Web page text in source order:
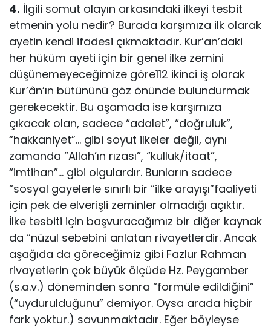
4. İlgili somut olayın arkasındaki ilkeyi tesbit
etmenin yolu nedir? Burada karşımıza ilk olarak
ayetin kendi ifadesi çıkmaktadır. Kur’an’daki
her hüküm ayeti için bir genel ilke zemini
düşünemeyeceğimize göre112 ikinci iş olarak
Kur’ân’ın bütününü göz önünde bulundurmak
gerekecektir. Bu aşamada ise karşımıza
çıkacak olan, sadece “adalet”, “doğruluk”,
“hakkaniyet”… gibi soyut ilkeler değil, aynı
zamanda “Allah’ın rızası”, “kulluk/itaat”,
“imtihan”… gibi olgulardır. Bunların sadece
“sosyal gayelerle sınırlı bir “ilke arayışı”faaliyeti
için pek de elverişli zeminler olmadığı açıktır.
İlke tesbiti için başvuracağımız bir diğer kaynak
da “nüzul sebebini anlatan rivayetlerdir. Ancak
aşağıda da göreceğimiz gibi Fazlur Rahman
rivayetlerin çok büyük ölçüde Hz. Peygamber
(s.a.v.) döneminden sonra “formüle edildiğini”
(“uydurulduğunu” demiyor. Oysa arada hiçbir
fark yoktur.) savunmaktadır. Eğer böyleyse